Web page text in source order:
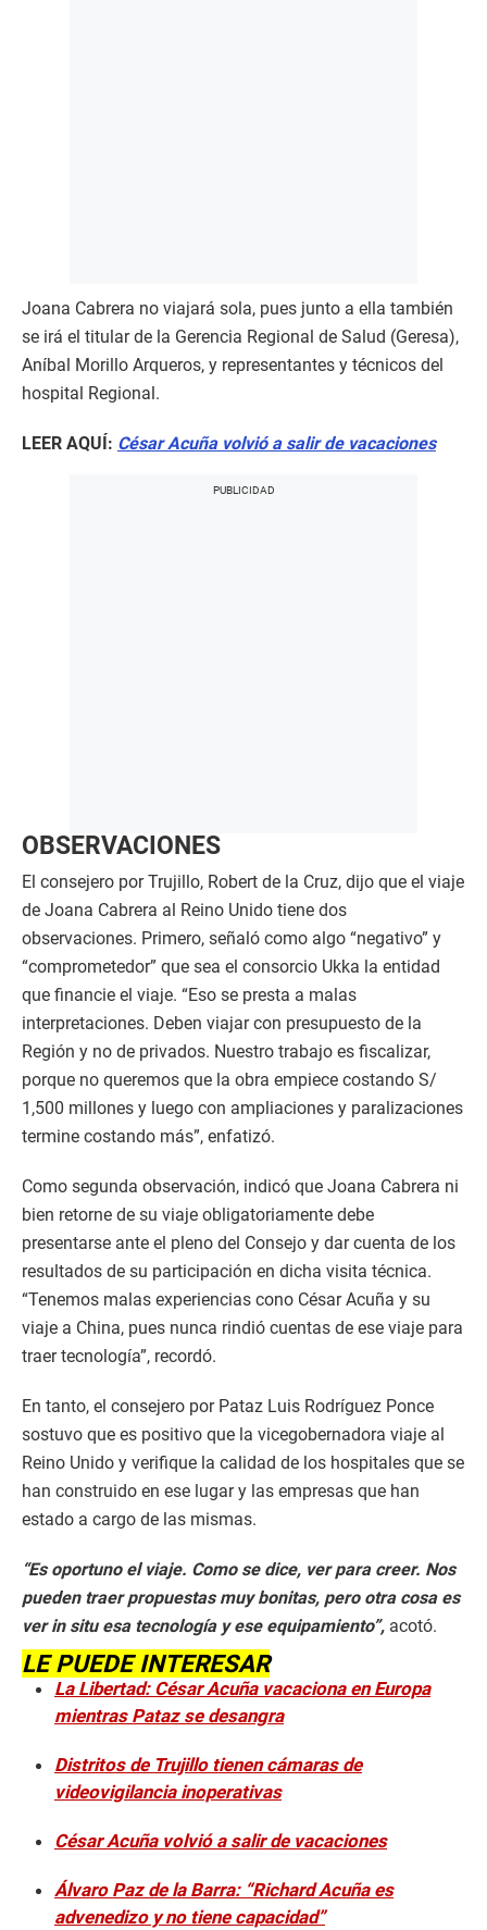
Joana Cabrera no viajará sola, pues junto a ella también
se irá el titular de la Gerencia Regional de Salud (Geresa),
Aníbal Morillo Arqueros, y representantes y técnicos del
hospital Regional.
LEER AQUÍ: César Acuña volvió a salir de vacaciones
OBSERVACIONES
El consejero por Trujillo, Robert de la Cruz, dijo que el viaje
de Joana Cabrera al Reino Unido tiene dos
observaciones. Primero, señaló como algo “negativo” y
“comprometedor” que sea el consorcio Ukka la entidad
que financie el viaje. “Eso se presta a malas
interpretaciones. Deben viajar con presupuesto de la
Región y no de privados. Nuestro trabajo es fiscalizar,
porque no queremos que la obra empiece costando S/
1,500 millones y luego con ampliaciones y paralizaciones
termine costando más”, enfatizó.
Como segunda observación, indicó que Joana Cabrera ni
bien retorne de su viaje obligatoriamente debe
presentarse ante el pleno del Consejo y dar cuenta de los
resultados de su participación en dicha visita técnica.
“Tenemos malas experiencias cono César Acuña y su
viaje a China, pues nunca rindió cuentas de ese viaje para
traer tecnología”, recordó.
En tanto, el consejero por Pataz Luis Rodríguez Ponce
sostuvo que es positivo que la vicegobernadora viaje al
Reino Unido y verifique la calidad de los hospitales que se
han construido en ese lugar y las empresas que han
estado a cargo de las mismas.
“Es oportuno el viaje. Como se dice, ver para creer. Nos
pueden traer propuestas muy bonitas, pero otra cosa es
ver in situ esa tecnología y ese equipamiento”, acotó.
LE PUEDE INTERESAR
La Libertad: César Acuña vacaciona en Europa
mientras Pataz se desangra
Distritos de Trujillo tienen cámaras de
videovigilancia inoperativas
César Acuña volvió a salir de vacaciones
Álvaro Paz de la Barra: “Richard Acuña es
advenedizo y no tiene capacidad”